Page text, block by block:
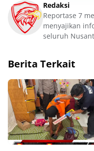
Redaksi
Reportase 7
menyajikan
seluruh
Berita Terkait